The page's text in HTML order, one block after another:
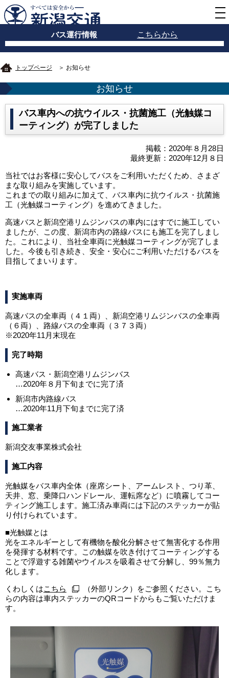
バス運行情報 こちらから
トップページ ＞ お知らせ
お知らせ
バス車内への抗ウイルス・抗菌施工（光触媒コ
ーティング）が完了しました
掲載：2020年８月28日
最終更新：2020年12月８日
当社ではお客様に安心してバスをご利用いただくため、さまざ
まな取り組みを実施しています。
これまでの取り組みに加えて、バス車内に抗ウイルス・抗菌施
工（光触媒コーティング）を進めてきました。
高速バスと新潟空港リムジンバスの車内にはすでに施工してい
ましたが、この度、新潟市内の路線バスにも施工を完了しまし
た。これにより、当社全車両に光触媒コーティングが完了しま
した。今後も引き続き、安全・安心にご利用いただけるバスを
目指してまいります。
実施車両
高速バスの全車両（４１両）、新潟空港リムジンバスの全車両
（６両）、路線バスの全車両（３７３両）
※2020年11月末現在
完了時期
高速バス・新潟空港リムジンバス
…2020年８月下旬までに完了済
新潟市内路線バス
…2020年11月下旬までに完了済
施工業者
新潟交友事業株式会社
施工内容
光触媒をバス車内全体（座席シート、アームレスト、つり革、
天井、窓、乗降口ハンドレール、運転席など）に噴霧してコー
ティング施工します。施工済み車両には下記のステッカーが貼
り付けられています。
■光触媒とは
光をエネルギーとして有機物を酸化分解させて無害化する作用
を発揮する材料です。この触媒を吹き付けてコーティングする
ことで浮遊する雑菌やウイルスを吸着させて分解し、99％無力
化します。
くわしくはこちら
（外部リンク）をご参照ください。こち
らの内容は車内ステッカーのQRコードからもご覧いただけま
す。